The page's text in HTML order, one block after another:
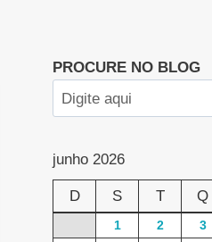
PROCURE NO BLOG
junho 2026
D S T Q
1 2 3